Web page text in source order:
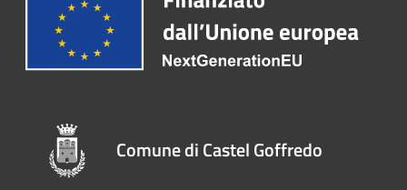
Comune di Castel Goffredo